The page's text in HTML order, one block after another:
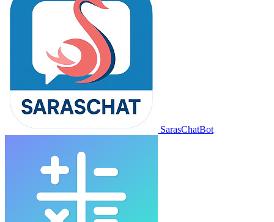
SarasChatBot